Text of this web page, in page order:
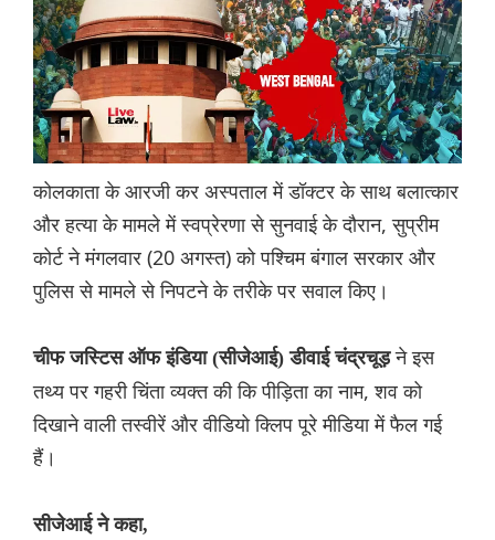
कोलकाता के आरजी कर अस्पताल में डॉक्टर के साथ बलात्कार
और हत्या के मामले में स्वप्रेरणा से सुनवाई के दौरान, सुप्रीम
कोर्ट ने मंगलवार (20 अगस्त) को पश्चिम बंगाल सरकार और
पुलिस से मामले से निपटने के तरीके पर सवाल किए।
चीफ जस्टिस ऑफ इंडिया (सीजेआई) डीवाई चंद्रचूड़ने इस
तथ्य पर गहरी चिंता व्यक्त की कि पीड़िता का नाम, शव को
दिखाने वाली तस्वीरें और वीडियो क्लिप पूरे मीडिया में फैल गई
हैं।
सीजेआई ने कहा,